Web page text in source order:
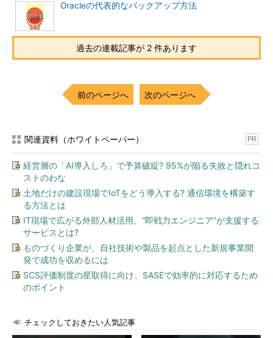
Oracleの代表的なバックアップ方法
過去の連載記事が 2 件あります
前のページへ 次のページへ
関連資料（ホワイトペーパー） PR
経営層の「AI導入しろ」で予算破綻? 95%が陥る失敗と隠れコ
ストのわな
土地だけの建設現場でIoTをどう導入する? 通信環境を構築す
る方法とは
IT現場で広がる外部人材活用、“即戦力エンジニア”が支援する
サービスとは?
ものづくり企業が、自社技術や製品を起点とした新規事業開
発で成功を収めるには
SCS評価制度の星取得に向け、SASEで効率的に対応するため
のポイント
チェックしておきたい人気記事